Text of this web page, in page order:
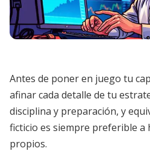
Antes de poner en juego tu
afinar cada detalle de tu
disciplina y preparación, y
ficticio es siempre preferible a
propios.